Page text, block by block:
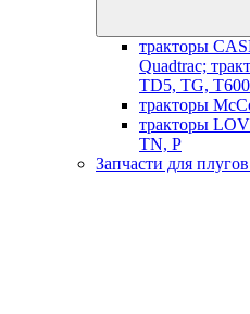
тракторы
Quadtrac;
TD5, TG,
тракторы
тракторы
TN, P
Запчасти для